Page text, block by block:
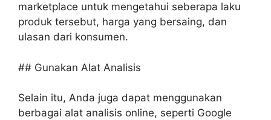
marketplace untuk mengetahui seberapa laku
produk tersebut, harga yang bersaing, dan
ulasan dari konsumen.
## Gunakan Alat Analisis
Selain itu, Anda juga dapat menggunakan
berbagai alat analisis online, seperti Google